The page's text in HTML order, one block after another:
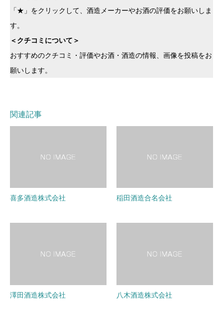
「★」をクリックして、酒造メーカーやお酒の評価をお願いしま
す。
＜クチコミについて＞
おすすめのクチコミ・評価やお酒・酒造の情報、画像を投稿をお
願いします。
関連記事
喜多酒造株式会社 稲田酒造合名会社
澤田酒造株式会社 八木酒造株式会社